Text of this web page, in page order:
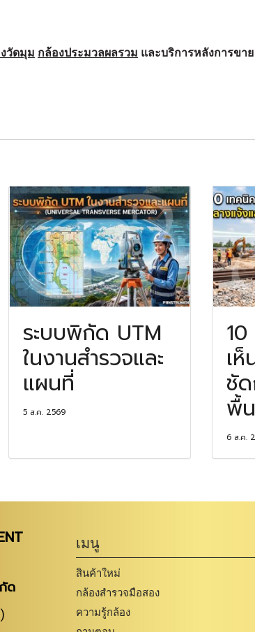
วัดมุม กล้องประมวลผลรวม และบริการหลังการขาย
ระบบพิกัด UTM
ในงานสำรวจและ
แผนที่
5 ส.ค. 2569
เ
ชั
พื้
6 ส.ค.
ด
เมนู
สินค้าใหม่
กล้องสำรวจมือสอง
ความรู้กล้อง